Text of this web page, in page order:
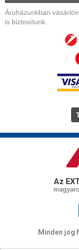
Áruházunkban
is biztosítunk.
Az
Minden jog